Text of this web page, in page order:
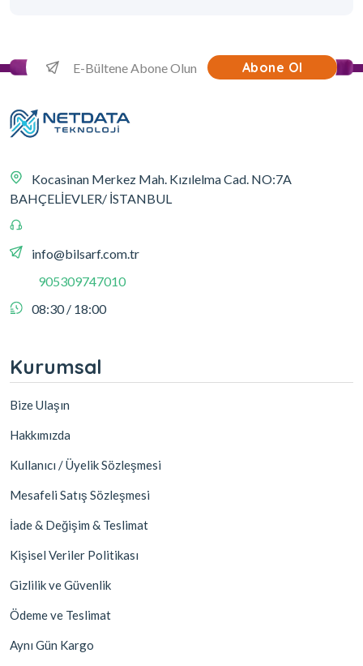
Abone Ol
Kocasinan Merkez Mah. Kızılelma Cad. NO:7A
BAHÇELİEVLER/ İSTANBUL
info@bilsarf.com.tr
905309747010
08:30 / 18:00
Kurumsal
Bize Ulaşın
Hakkımızda
Kullanıcı / Üyelik Sözleşmesi
Mesafeli Satış Sözleşmesi
İade & Değişim & Teslimat
Kişisel Veriler Politikası
Gizlilik ve Güvenlik
Ödeme ve Teslimat
Aynı Gün Kargo